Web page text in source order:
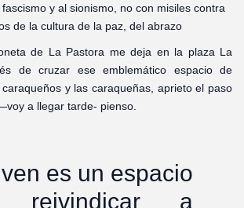
y al sionismo, no con misiles contra
de la cultura de la paz, del abrazo
de La Pastora me deja en la plaza La
de cruzar ese emblemático espacio de
y las caraqueñas, aprieto el paso
a llegar tarde- pienso.
es un espacio
reivindicar a